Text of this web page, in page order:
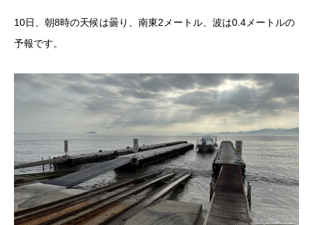
10日、朝8時の天候は曇り、南東2メートル、波は0.4メートルの
予報です。